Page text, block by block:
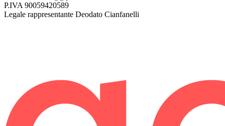
P.IVA 90059420589
Legale rappresentante Deodato Cianfanelli